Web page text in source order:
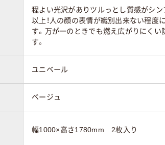
程よい光沢がありツルっとし質感がシ
以上！人の顔の表情が織別出来ない程度
す。万が一のときでも燃え広がりにく
す。
ユニベール
ベージュ
幅1000×高さ1780mm 2枚入り